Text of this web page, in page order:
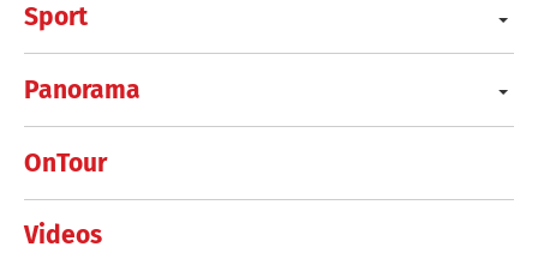
Sport
Panorama
OnTour
Videos